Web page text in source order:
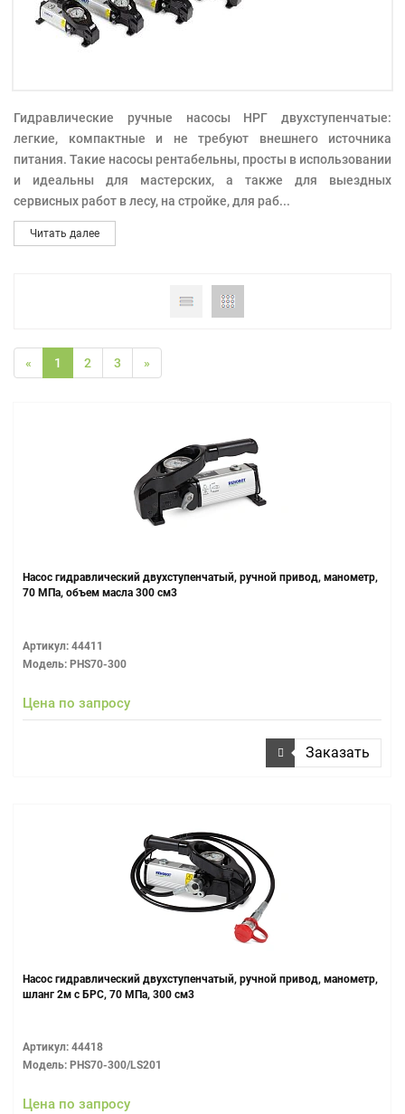
Гидравлические ручные насосы НРГ двухступенчатые:
легкие, компактные и не требуют внешнего источника
питания. Такие насосы рентабельны, просты в использовании
и идеальны для мастерских, а также для выездных
сервисных работ в лесу, на стройке, для раб...
Читать далее
« 1 2 3 »
Насос гидравлический двухступенчатый, ручной привод, манометр,
70 МПа, объем масла 300 см3
Артикул: 44411
Модель: PHS70-300
Цена по запросу
Заказать
Насос гидравлический двухступенчатый, ручной привод, манометр,
шланг 2м с БРС, 70 МПа, 300 см3
Артикул: 44418
Модель: PHS70-300/LS201
Цена по запросу